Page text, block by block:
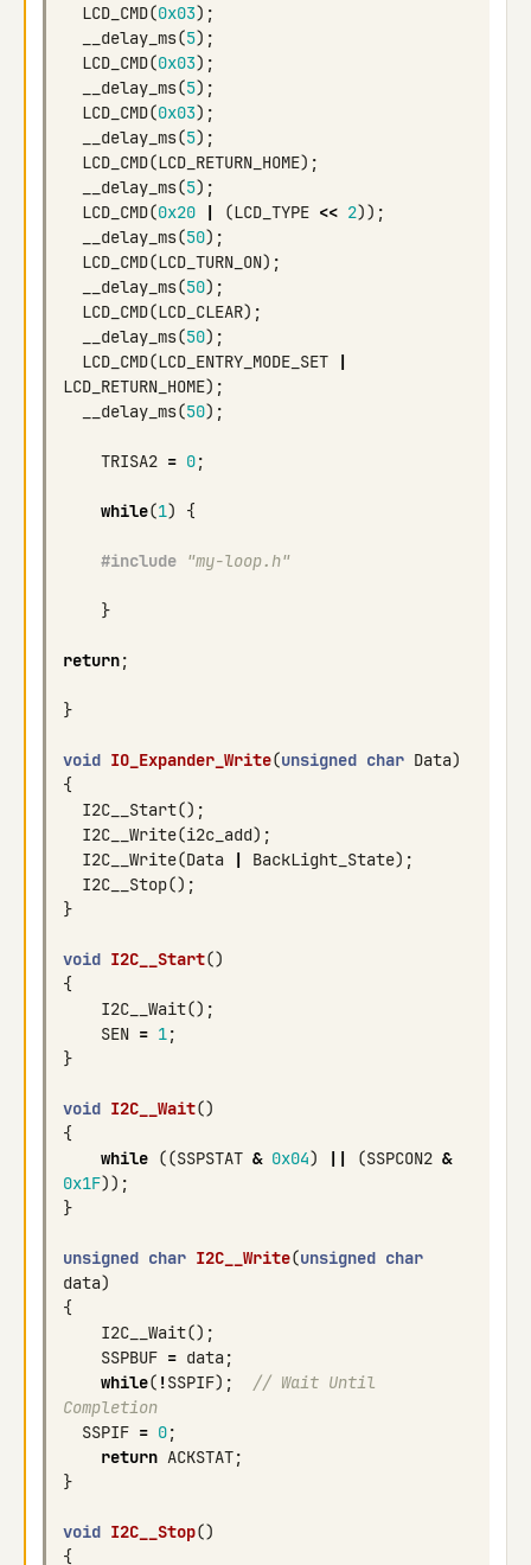
LCD_CMD(0x03);
__delay_ms(5);
LCD_CMD(0x03);
__delay_ms(5);
LCD_CMD(0x03);
__delay_ms(5);
LCD_CMD(LCD_RETURN_HOME);
__delay_ms(5);
LCD_CMD(0x20 | (LCD_TYPE << 2));
__delay_ms(50);
LCD_CMD(LCD_TURN_ON);
__delay_ms(50);
LCD_CMD(LCD_CLEAR);
__delay_ms(50);
LCD_CMD(LCD_ENTRY_MODE_SET
|
LCD_RETURN_HOME);
__delay_ms(50);
TRISA2 = 0;
while(1) {
#include "my-loop.h"
}
return;
}
void IO_Expander_Write(unsigned char Data)
{
I2C__Start();
I2C__Write(i2c_add);
I2C__Write(Data | BackLight_State);
I2C__Stop();
}
void I2C__Start()
{
I2C__Wait();
SEN = 1;
}
void I2C__Wait()
{
while ((SSPSTAT & 0x04) || (SSPCON2 &
0x1F));
}
unsigned char I2C__Write(unsigned char
data)
{
I2C__Wait();
SSPBUF = data;
while( !SSPIF);
// Wait Until
Completion
SSPIF = 0;
return ACKSTAT;
}
void I2C__Stop()
{